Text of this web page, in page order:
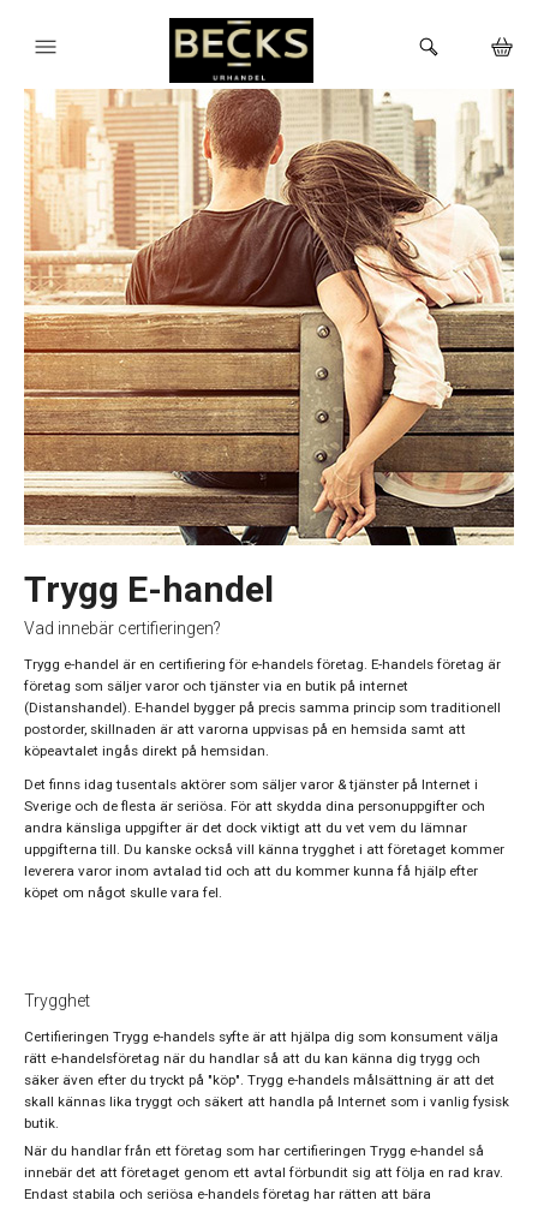
HEM
KLOCKOR
VARUMÄRKEN
BUTIKEN
Trygg E-handel
Vad innebär certifieringen?
Trygg e-handel är en certifiering för e-handels företag. E-handels företag är
företag som säljer varor och tjänster via en butik på internet
(Distanshandel). E-handel bygger på precis samma princip som traditionell
postorder, skillnaden är att varorna uppvisas på en hemsida samt att
köpeavtalet ingås direkt på hemsidan.
Det finns idag tusentals aktörer som säljer varor & tjänster på Internet i
Sverige och de flesta är seriösa. För att skydda dina personuppgifter och
andra känsliga uppgifter är det dock viktigt att du vet vem du lämnar
uppgifterna till. Du kanske också vill känna trygghet i att företaget kommer
leverera varor inom avtalad tid och att du kommer kunna få hjälp efter
köpet om något skulle vara fel.
Trygghet
Certifieringen Trygg e-handels syfte är att hjälpa dig som konsument välja
rätt e-handelsföretag när du handlar så att du kan känna dig trygg och
säker även efter du tryckt på "köp". Trygg e-handels målsättning är att det
skall kännas lika tryggt och säkert att handla på Internet som i vanlig fysisk
butik.
När du handlar från ett företag som har certifieringen Trygg e-handel så
innebär det att företaget genom ett avtal förbundit sig att följa en rad krav.
Endast stabila och seriösa e-handels företag har rätten att bära